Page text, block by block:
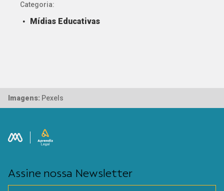
Categoria:
Mídias Educativas
Imagens: Pexels
Assine nossa Newsletter